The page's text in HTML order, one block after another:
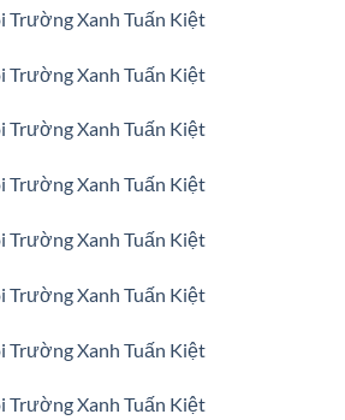
Trường Xanh Tuấn Kiệt
Trường Xanh Tuấn Kiệt
Trường Xanh Tuấn Kiệt
Trường Xanh Tuấn Kiệt
Trường Xanh Tuấn Kiệt
Trường Xanh Tuấn Kiệt
Trường Xanh Tuấn Kiệt
Trường Xanh Tuấn Kiệt